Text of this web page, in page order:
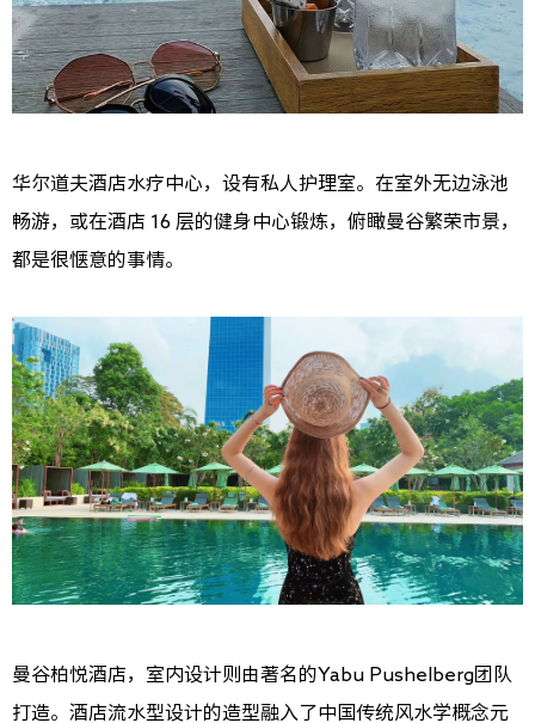
华尔道夫酒店水疗中心，设有私人护理室。在室外无边泳池
畅游，或在酒店 16 层的健身中心锻炼，俯瞰曼谷繁荣市景，
都是很惬意的事情。
曼谷柏悦酒店，室内设计则由著名的Yabu Pushelberg团队
打造。酒店流水型设计的造型融入了中国传统风水学概念元